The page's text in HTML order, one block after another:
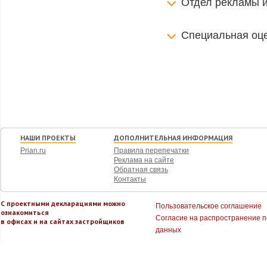
Отдел рекламы
Специальная
НАШИ ПРОЕКТЫ
Prian.ru
ДОПОЛНИТЕЛЬНАЯ ИНФОРМАЦИЯ
Правила перепечатки
Реклама на сайте
Обратная связь
Контакты
С проектными декларациями можно
ознакомиться
в офисах и на сайтах застройщиков
Пользовательское соглашение
Согласие на распространение
данных